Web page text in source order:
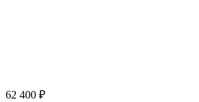
62 400 ₽